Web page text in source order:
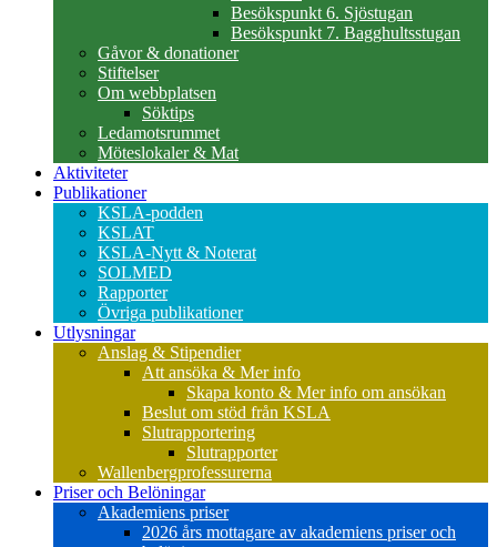
Besökspunkt 6. Sjöstugan
Besökspunkt 7. Bagghultsstugan
Gåvor & donationer
Stiftelser
Om webbplatsen
Söktips
Ledamotsrummet
Möteslokaler & Mat
Aktiviteter
Publikationer
KSLA-podden
KSLAT
KSLA-Nytt & Noterat
SOLMED
Rapporter
Övriga publikationer
Utlysningar
Anslag & Stipendier
Att ansöka & Mer info
Skapa konto & Mer info om ansökan
Beslut om stöd från KSLA
Slutrapportering
Slutrapporter
Wallenbergprofessurerna
Priser och Belöningar
Akademiens priser
2026 års mottagare av akademiens priser och